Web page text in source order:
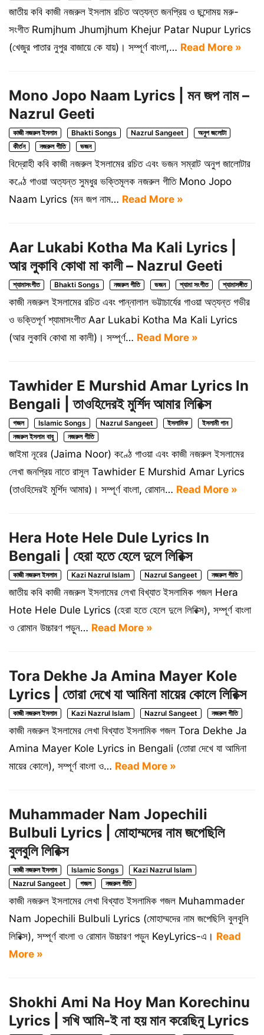
জাতীয় কবি কাজী নজরুল ইসলাম রচিত অত্যন্ত জনপ্রিয় ও ছন্দোময় মরু-
সংগীত Rumjhum Jhumjhum Khejur Patar Nupur Lyrics
(খেজুর পাতার নুপুর বাজায়ে কে যায়)। সম্পূর্ণ বাংলা,… Read More »
Mono Jopo Naam Lyrics | মন জপ নাম –
Nazrul Geeti
কাজী নজরুল ইসলাম Bhakti Songs Nazrul Sangeet
অনুপ জলোটা
কীর্তন
নজরুল গীতি ভজন
বিদ্রোহী কবি কাজী নজরুল ইসলামের রচিত এবং ভজন সম্রাট অনুপ জালোটার
কণ্ঠে গাওয়া অত্যন্ত সুমধুর ভক্তিমূলক নজরুল গীতি Mono Jopo
Naam Lyrics (মন জপ নাম… Read More »
Aar Lukabi Kotha Ma Kali Lyrics |
আর লুকাবি কোথা মা কালী – Nazrul Geeti
শ্যামাসংগীত Bhakti Songs নজরুল গীতি ভজন শ্যামা সংগীত শ্যামাসঙ্গীত
কাজী নজরুল ইসলামের রচিত এবং পান্নালাল ভট্টাচার্যের গাওয়া অত্যন্ত গভীর
ও ভক্তিপূর্ণ শ্যামাসংগীত Aar Lukabi Kotha Ma Kali Lyrics
(আর লুকাবি কোথা মা কালী)। সম্পূর্ণ… Read More »
Tawhider E Murshid Amar Lyrics In
Bengali | তাওহিদেরই মুর্শিদ আমার লিরিক্স
গজল Islamic Songs Nazrul Sangeet ইসলামিক
ইসলামী গান
নজরুল ইসলাম বাবু
নজরুল গীতি
জাইমা নূরের (Jaima Noor) কণ্ঠে গাওয়া এবং কাজী নজরুল ইসলামের
লেখা জনপ্রিয় নাতে রাসূল Tawhider E Murshid Amar Lyrics
(তাওহিদেরই মুর্শিদ আমার)। সম্পূর্ণ বাংলা, রোমান… Read More »
Hera Hote Hele Dule Lyrics In
Bengali | হেরা হতে হেলে দুলে লিরিক্স
কাজী নজরুল ইসলাম Kazi Nazrul Islam Nazrul Sangeet নজরুল গীতি
জাতীয় কবি কাজী নজরুল ইসলামের লেখা বিখ্যাত ইসলামিক গজল Hera
Hote Hele Dule Lyrics (হেরা হতে হেলে দুলে লিরিক্স), সম্পূর্ণ বাংলা
ও রোমান উচ্চারণ পড়ুন… Read More »
Tora Dekhe Ja Amina Mayer Kole
Lyrics | তোরা দেখে যা আমিনা মায়ের কোলে লিরিক্স
কাজী নজরুল ইসলাম Kazi Nazrul Islam Nazrul Sangeet নজরুল গীতি
কাজী নজরুল ইসলামের লেখা বিখ্যাত ইসলামিক গজল Tora Dekhe Ja
Amina Mayer Kole Lyrics in Bengali (তোরা দেখে যা আমিনা
মায়ের কোলে), সম্পূর্ণ বাংলা ও… Read More »
Muhammader Nam Jopechili
Bulbuli Lyrics | মোহাম্মদের নাম জপেছিলি
বুলবুলি লিরিক্স
কাজী নজরুল ইসলাম Islamic Songs
Kazi Nazrul Islam
Nazrul Sangeet
গজল নজরুল গীতি
কাজী নজরুল ইসলামের লেখা বিখ্যাত ইসলামিক গজল Muhammader
Nam Jopechili Bulbuli Lyrics (মোহাম্মদের নাম জপেছিলি বুলবুলি
লিরিক্স), সম্পূর্ণ বাংলা ও রোমান উচ্চারণ পড়ুন KeyLyrics-এ। Read
More »
Shokhi Ami Na Hoy Man Korechinu
Lyrics | সখি আমি-ই না হয় মান করেছিনু Lyrics